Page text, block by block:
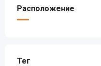
Расположение
Тег